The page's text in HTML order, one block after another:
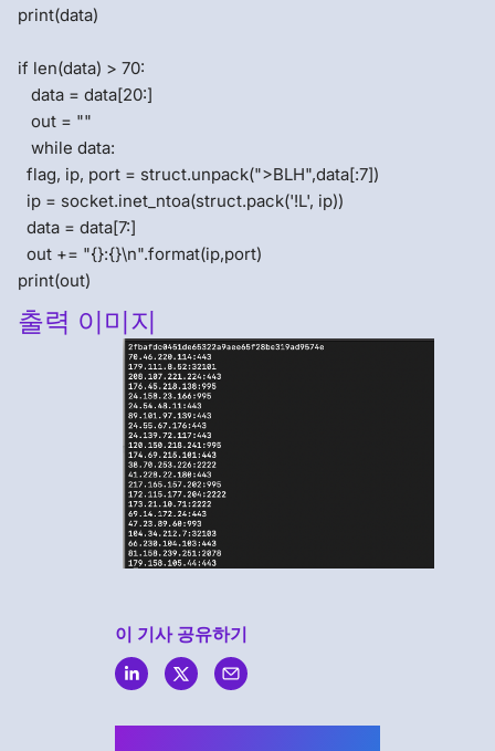
print(data)
if len(data) > 70:
data = data[20:]
out = ""
while data:
flag, ip, port = struct.unpack(">BLH",data[:7])
ip = socket.inet_ntoa(struct.pack('!L', ip))
data = data[7:]
out += "{}:{}\n".format(ip,port)
print(out)
출력 이미지
이 기사 공유하기